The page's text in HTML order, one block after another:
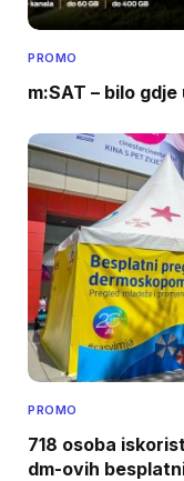
PROMO
m:SAT – bilo gdje
PROMO
718 osoba
dm-ovih